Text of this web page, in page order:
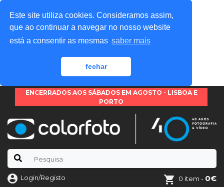
Este site utiliza cookies. Consideramos assim,
que ao continuar a navegar no nosso website
está a consentir as mesmas saber mais
fechar
ENCERRADOS AOS SÁBADOS EM AGOSTO - LISBOA E
PORTO
Login/Registo 0 item - 0€